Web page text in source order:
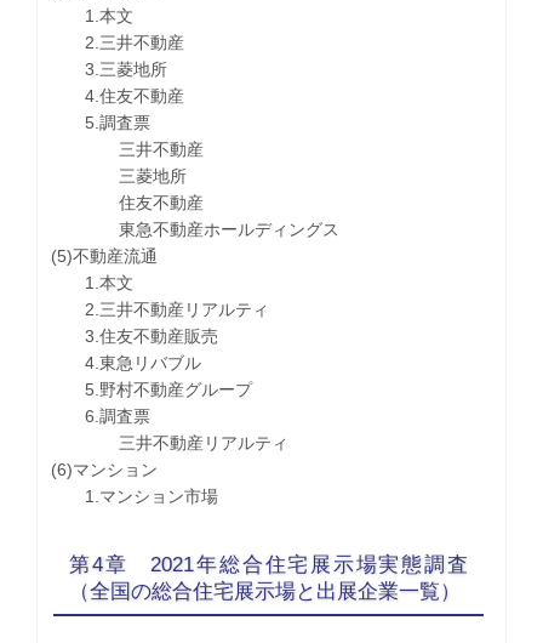
1.本文
2.三井不動産
3.三菱地所
4.住友不動産
5.調査票
三井不動産
三菱地所
住友不動産
東急不動産ホールディングス
(5)不動産流通
1.本文
2.三井不動産リアルティ
3.住友不動産販売
4.東急リバブル
5.野村不動産グループ
6.調査票
三井不動産リアルティ
(6)マンション
1.マンション市場
第4章 2021年総合住宅展示場実態調査
（全国の総合住宅展示場と出展企業一覧）